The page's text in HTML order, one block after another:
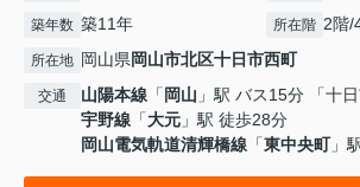
築年数 築11年 所在階 2階/
所在地 岡山県岡山市北区十日市西町
交通 山陽本線 「 岡山 」駅 バス15分 「十
宇野線 「大元 」駅 徒歩28分
岡山電気軌道清輝橋線 「東中央町」